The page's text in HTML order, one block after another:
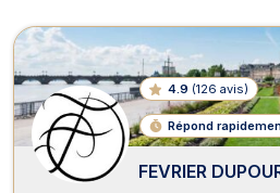
4.9 (126 avis)
Répond
FEVRIER